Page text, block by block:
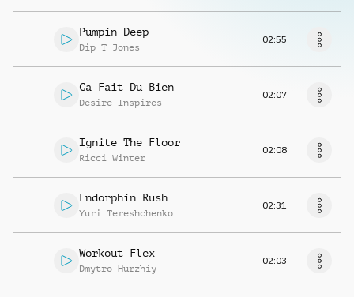
Pumpin Deep
Dip T Jones
02:55
Ca Fait Du Bien
Desire Inspires
02:07
Ignite The Floor
Ricci Winter
02:08
Endorphin Rush
Yuri Tereshchenko
02:31
Workout Flex
Dmytro Hurzhiy
02:03